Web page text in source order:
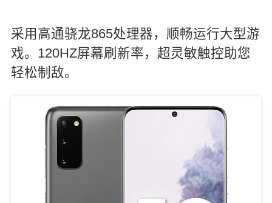
采用高通骁龙865处理器，顺畅运行大型游
戏。120HZ屏幕刷新率，超灵敏触控助您
轻松制敌。